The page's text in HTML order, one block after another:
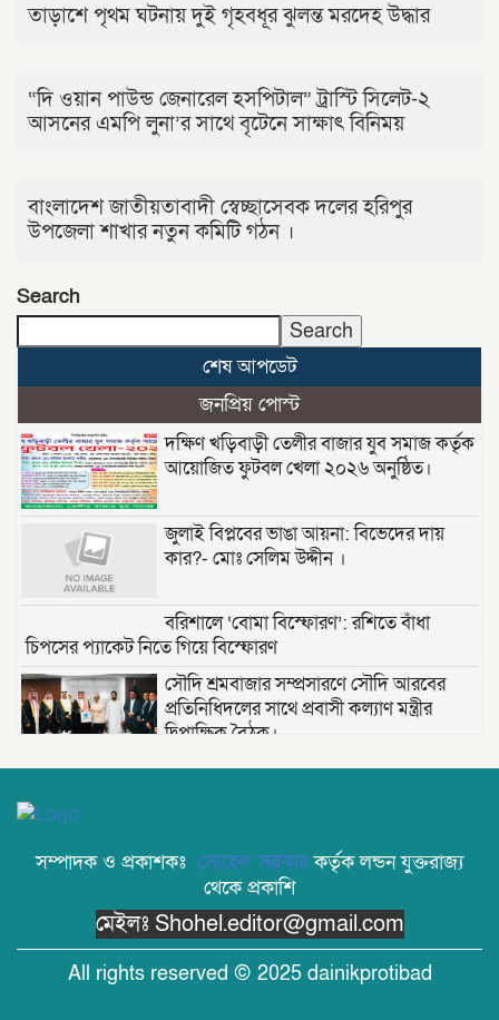
তাড়াশে পৃথম ঘটনায় দুই গৃহবধূর ঝুলন্ত মরদেহ উদ্ধার
“দি ওয়ান পাউন্ড জেনারেল হসপিটাল” ট্রাস্টি সিলেট-২
আসনের এমপি লুনা’র সা‌থে বৃটেনে সাক্ষাৎ বিনিময়
বাংলাদেশ জাতীয়তাবাদী স্বেচ্ছাসেবক দলের হরিপুর
উপজেলা শাখার নতুন কমিটি গঠন ।
Search
Search
শেষ আপডেট
জনপ্রিয় পোস্ট
দক্ষিণ খড়িবাড়ী তেলীর বাজার যুব সমাজ কর্তৃক
আয়োজিত ফুটবল খেলা ২০২৬ অনুষ্ঠিত।
জুলাই বিপ্লবের ভাঙা আয়না: বিভেদের দায়
কার?- মোঃ সেলিম উদ্দীন ।
বরিশালে ‘বোমা বিস্ফোরণ’: রশিতে বাঁধা
চিপসের প্যাকেট নিতে গিয়ে বিস্ফোরণ
সৌদি শ্রমবাজার সম্প্রসারণে সৌদি আরবের
প্রতিনিধিদলের সাথে প্রবাসী কল্যাণ মন্ত্রীর
দ্বিপাক্ষিক বৈঠক।
তাড়াশে পৃথম ঘটনায় দুই গৃহবধূর ঝুলন্ত মরদেহ
“দি ওয়ান পাউন্ড জেনারেল হসপিটাল” ট্রাস্টি
সিলেট-২ আসনের এমপি লুনা’র সা‌থে বৃটেনে
সাক্ষাৎ বিনিময়
মানবিক সংগঠন সিলেট-চট্টগ্রাম ফ্রেন্ডশিপ
ফাউন্ডেশন যুক্তরাজ্য শাখা’র কমিটি গঠন
সম্পাদক ও প্রকাশকঃ সোহেল সরকারকর্তৃক লন্ডন যুক্তরাজ্য
থেকে প্রকাশি
মেইলঃ Shohel.editor@gmail.com
All rights reserved © 2025 dainikprotibad